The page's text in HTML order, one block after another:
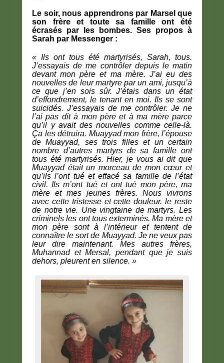
Le soir, nous apprendrons par Marsel que
son frère et toute sa famille ont été
écrasés par les bombes. Ses propos à
Sarah par Messenger :
« Ils ont tous été martyrisés, Sarah, tous.
J’essayais de me contrôler depuis le matin
devant mon père et ma mère. J’ai eu des
nouvelles de leur martyre par un ami, jusqu’à
ce que j’en sois sûr. J’étais dans un état
d’effondrement, le tenant en moi. Ils se sont
suicidés. J’essayais de me contrôler. Je ne
l’ai pas dit à mon père et à ma mère parce
qu’il y avait des nouvelles comme celle-là.
Ça les détruira. Muayyad mon frère, l’épouse
de Muayyad, ses trois filles et un certain
nombre d’autres martyrs de sa famille ont
tous été martyrisés. Hier, je vous ai dit que
Muayyad était un morceau de mon cœur et
qu’ils l’ont tué et effacé sa famille de l’état
civil. Ils m’ont tué et ont tué mon père, ma
mère et mes jeunes frères. Nous vivrons
avec cette tristesse et cette douleur. le reste
de notre vie. Une vingtaine de martyrs. Les
criminels les ont tous exterminés. Ma mère et
mon père sont à l’intérieur et tentent de
connaître le sort de Muayyad. Je ne veux pas
leur dire maintenant. Mes autres frères,
Muhannad et Mersal, pendant que je suis
dehors, pleurent en silence. »